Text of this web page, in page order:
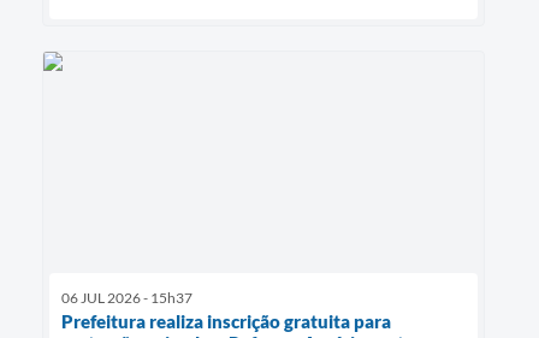
06 JUL 2026 - 15h37
Prefeitura realiza inscrição gratuita para